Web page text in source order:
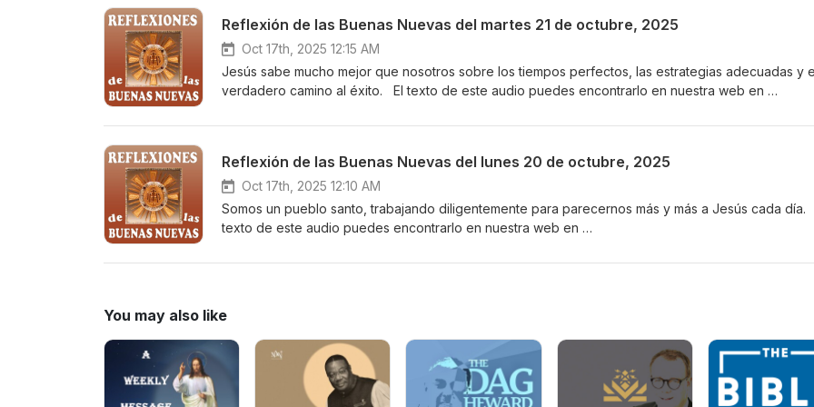
Reflexión de las Buenas Nuevas del martes 21 de octubre, 2025
Oct 17th, 2025 12:15 AM
Jesús sabe mucho mejor que nosotros sobre los tiempos perfectos, las estrategias adecuadas y
verdadero camino al éxito. El texto de este audio puedes encontrarlo en nuestra web en
recibir las Reflexiones de las Buenas Nuevas por correo electrónico o por mensaje de texto a tu
Reflexión de las Buenas Nuevas del lunes 20 de octubre, 2025
Oct 17th, 2025 12:10 AM
Somos un pueblo santo, trabajando diligentemente para parecernos más y más a Jesús cada día.
texto de este audio puedes encontrarlo en nuestra web en
recibir las Reflexiones de las Buenas Nuevas por correo electrónico o por mensaje de texto a tu
You may also like